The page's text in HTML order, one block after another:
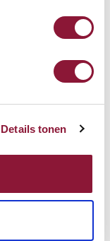
Details tonen
Comfort
Sie
sind!